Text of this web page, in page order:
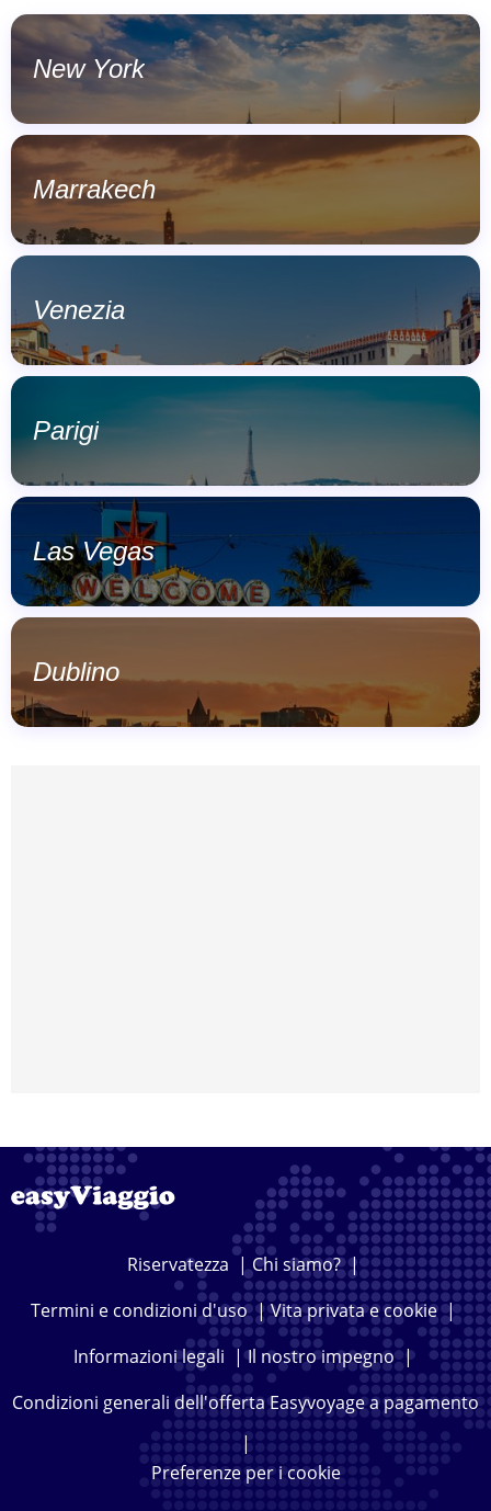
New York
Marrakech
Venezia
Parigi
Las Vegas
Dublino
Riservatezza |Chi siamo?|
Termini e condizioni d'uso|Vita privata e cookie|
Informazioni legali |Il nostro impegno|
Condizioni generali dell'offerta Easyvoyage a pagamento
|
Preferenze per i cookie